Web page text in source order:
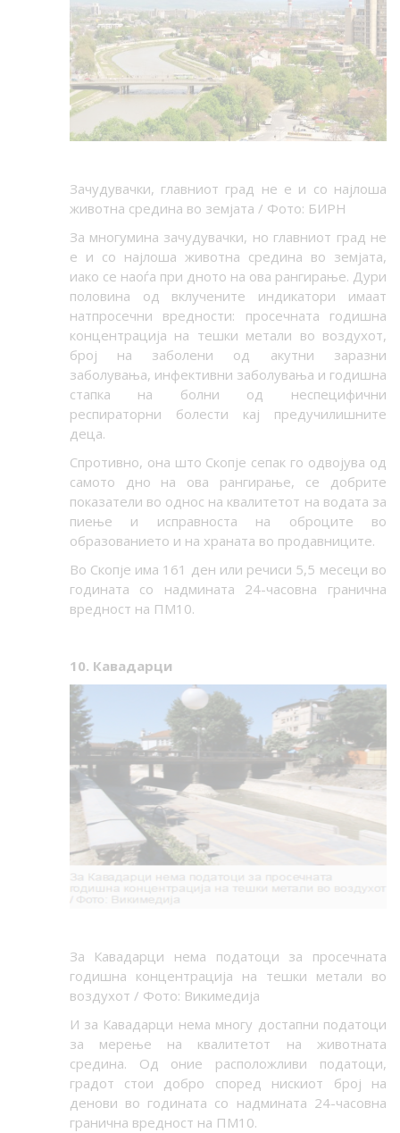
Зачудувачки, главниот град не е и со најлоша
животна средина во земјата / Фото: БИРН
За многумина зачудувачки, но главниот град не
е и со најлоша животна средина во земјата,
иако се наоѓа при дното на ова рангирање. Дури
половина од вклучените индикатори имаат
натпросечни вредности: просечната годишна
концентрација на тешки метали во воздухот,
број на заболени од акутни заразни
заболувања, инфективни заболувања и годишна
стапка на болни од неспецифични
респираторни болести кај предучилишните
деца.
Спротивно, она што Скопје сепак го одвојува од
самото дно на ова рангирање, се добрите
показатели во однос на квалитетот на водата за
пиење и исправноста на оброците во
образованието и на храната во продавниците.
Во Скопје има 161 ден или речиси 5,5 месеци во
годината со надмината 24-часовна гранична
вредност на ПМ10.
10. Кавадарци
За Кавадарци нема податоци за просечната
годишна концентрација на тешки метали во
воздухот / Фото: Викимедија
И за Кавадарци нема многу достапни податоци
за мерење на квалитетот на животната
средина. Од оние расположливи податоци,
градот стои добро според нискиот број на
денови во годината со надмината 24-часовна
гранична вредност на ПМ10.